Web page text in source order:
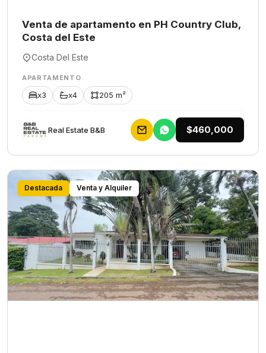
Venta de apartamento en PH Country Club,
Costa del Este
Costa Del Este
APARTAMENTO
x3 x4 205 m²
Rеаl Еstаtе В&В $460,000
Destacada Venta y Alquiler